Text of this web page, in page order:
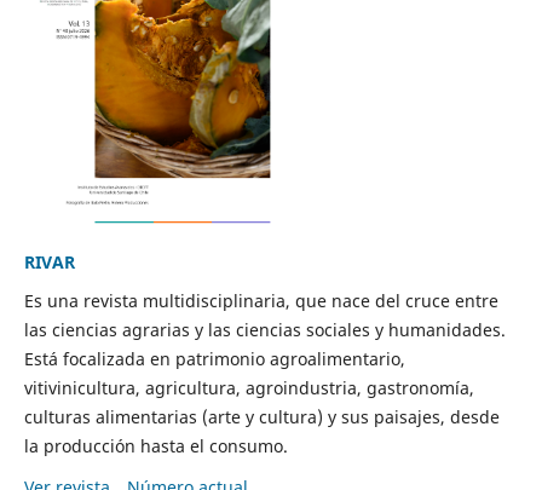
RIVAR
Es una revista multidisciplinaria, que nace del cruce entre
las ciencias agrarias y las ciencias sociales y humanidades.
Está focalizada en patrimonio agroalimentario,
vitivinicultura, agricultura, agroindustria, gastronomía,
culturas alimentarias (arte y cultura) y sus paisajes, desde
la producción hasta el consumo.